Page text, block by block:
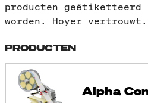
producten geëtiketteerd
worden. Hoyer
PRODUCTEN
Alpha